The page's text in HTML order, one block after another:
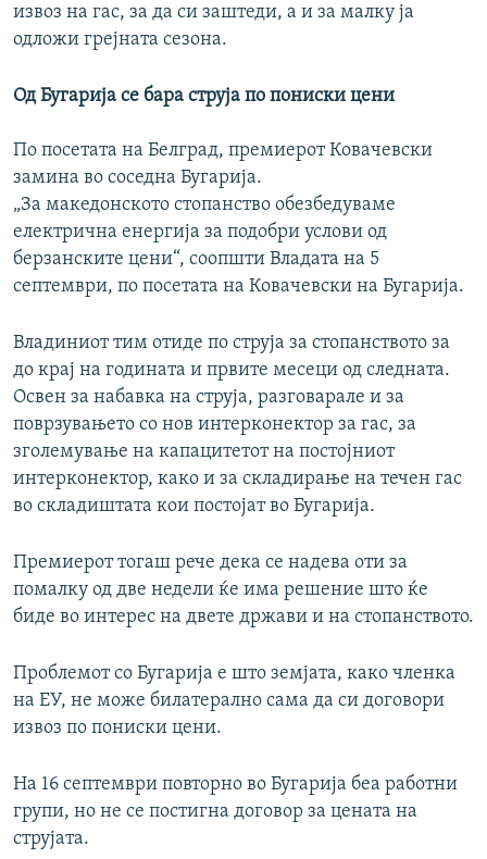
извоз на гас, за да си заштеди, а и за малку ја
одложи грејната сезона.
Од Бугарија се бара струја по пониски цени
По посетата на Белград, премиерот Ковачевски
замина во соседна Бугарија.
„За македонското стопанство обезбедуваме
електрична енергија за подобри услови од
берзанските цени“, соопшти Владата на 5
септември, по посетата на Ковачевски на Бугарија.
Владиниот тим отиде по струја за стопанството за
до крај на годината и првите месеци од следната.
Освен за набавка на струја, разговарале и за
поврзувањето со нов интерконектор за гас, за
зголемување на капацитетот на постојниот
интерконектор, како и за складирање на течен гас
во складиштата кои постојат во Бугарија.
Премиерот тогаш рече дека се надева оти за
помалку од две недели ќе има решение што ќе
биде во интерес на двете држави и на стопанството.
Проблемот со Бугарија е што земјата, како членка
на ЕУ, не може билатерално сама да си договори
извоз по пониски цени.
На 16 септември повторно во Бугарија беа работни
групи, но не се постигна договор за цената на
струјата.